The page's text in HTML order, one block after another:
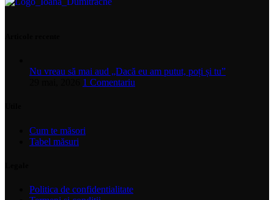
Nu vreau să mai aud „Dacă eu am putut, poți și tu”
1 Comentariu
Cum te măsori
Tabel măsuri
Politica de confidentialitate